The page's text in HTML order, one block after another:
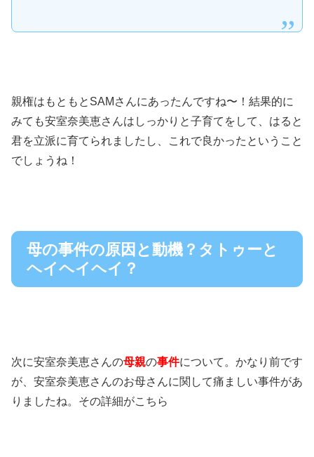
親権はもともとSAMさんにあったんですね〜！結果的に
みても安室奈美恵さんはしっかりと子育てをして、はると
君を立派に育てられましたし、これで良かったということ
でしょうね！
母の事件の原因と動機？タトゥーと
ヘイヘイヘイ？
次に安室奈美恵さんの母親の事件について。かなり前です
が、安室奈美恵さんのお母さんに関して痛ましい事件があ
りましたね。その詳細がこちら